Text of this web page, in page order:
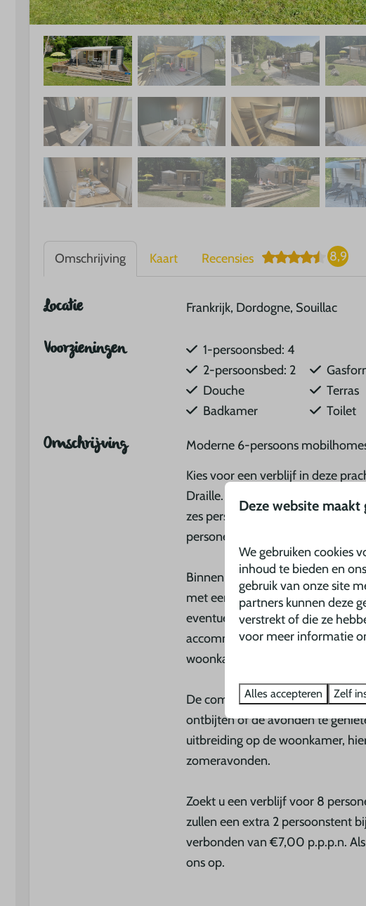
Omschrijving Kaart Recensies 8,9
Locatie Frankrijk, Dordogne, Souillac
Voorzieningen
1-persoonsbed: 4
2-persoonsbed: 2
Douche
Badkamer
Terras
Toilet
Omschrijving
Moderne 6-persoons
Kies voor een verblijf in deze
Draille. De moderne en
zes personen. Graag plaatsen
personen vakantie kunt vieren in
Binnen vindt u drie slaapkamers,
met een tweepersoonsbed en
eventuele bijzettent voor twee
accommodatie. De mobilhomes
woonkamer en een uitgebreide
De comfortabel ingericht woon-/
ontbijten of de avonden te
uitbreiding op de woonkamer,
zomeravonden.
Zoekt u een verblijf voor 8
zullen een extra 2 persoonstent
verbonden van €7,00 p.p.p.n.
ons op.
Deze website
We gebruiken cookies
inhoud te bieden en
gebruik van onze site
partners kunnen deze
verstrekt of die ze
voor meer informatie
Alles accepteren Zelf